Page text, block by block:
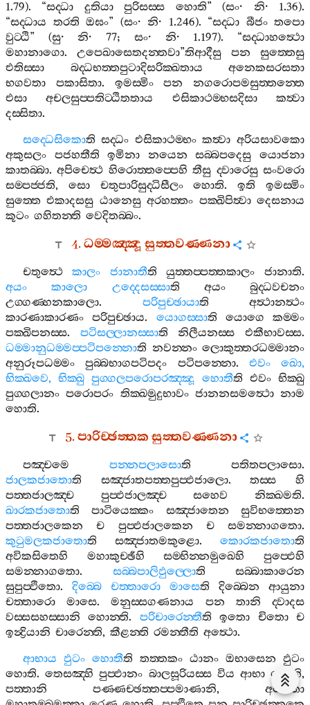
1.79). “සද‍්ධා දුතියා පුරිසස‍්ස හොති” (සං· නි· 1.36).
“සද‍්ධාය තරති ඔඝං” (සං· නි· 1.246). “සද‍්ධා බීජං තපො
වුට‍්ඨි” (සු·නි· 77; සං· නි· 1.197). “සද‍්ධාහත්‍ථො
මහානාගො. උපෙඛාසෙතදන‍්තවා”තිආදීසු පන
සුත‍්තෙසු
එතිස‍්සා
බද‍්ධභත‍්තපුටාදිසරික‍්ඛතාය
අනෙකසරසතා
භගවතා
පකාසිතා. ඉමස‍්මිං පන
නගරොපමසුත‍්තන‍්තෙ
එසා
අචලසුප‍්පතිට‍්ඨිතතාය එසිකාථම‍්භසදිසා
කත්‍වා
දස‍්සිතා.
සද‍්ධෙසිකොති සද‍්ධං එසිකාථම‍්භං කත්‍වා අරියසාවකො
අකුසලං
පජහතීති ඉමිනා නයෙන සබ‍්බපදෙසු
යොජනා
කාතබ‍්බා.අපිචෙත්‍ථ හිරොත‍්තප‍්පෙහි තීසු ද‍්වාරෙසු සංවරො
සම‍්පජ‍්ජති, සො චතුපාරිසුද‍්ධිසීලං හොති.ඉති
ඉමස‍්මිං
සුත‍්තෙ එකාදසසු ඨානෙසු අරහත‍්තං පක‍්ඛිපිත්‍වා දෙසනාය
කූටං ගහිතන‍්ති වෙදිතබ‍්බං.
4.ධම‍්මඤ‍්ඤූ සුත‍්තවණ‍්ණනා
චතුත්‍ථෙ කාලං ජානාතීති යුත‍්තප‍්පත‍්තකාලං ජානාති.
අයං
කාලො උද‍්දෙසස‍්සාති අයං
බුද‍්ධවචනං
උග‍්ගණ‍්හනකාලො. පරිපුච‍්ඡායාති
අත්‍ථානත්‍ථං
කාරණාකාරණං
පරිපුච‍්ඡාය. යොගස‍්සාති යොගෙ
කම‍්මං
පක‍්ඛිපනස‍්ස. පටිසල‍්ලානස‍්සාති නිලීයනස‍්ස එකීභාවස‍්ස.
ධම‍්මානුධම‍්මප‍්පටිපන‍්නොති නවන‍්නං ලොකුත‍්තරධම‍්මානං
අනුරූපධම‍්මං
පුබ‍්බභාගපටිපදං පටිපන‍්නො. එවං ඛො,
භික‍්ඛවෙ,භික‍්ඛු පුග‍්ගලපරොපරඤ‍්ඤූ හොතීති එවං භික‍්ඛු
පුග‍්ගලානං පරොපරං තික‍්ඛමුදුභාවං ජානනසමත්‍ථො නාම
හොති.
5.පාරිච‍්ඡත‍්තකසුත‍්තවණ‍්ණනා
පඤ‍්චමෙ පන‍්නපලාසොති පතිතපලාසො.
ජාලකජාතොති සඤ‍්ජාතපත‍්තපුප‍්ඵජාලො.තස‍්ස
හි
පත‍්තජාලඤ‍්ච
පුප‍්ඵජාලඤ‍්ච සහෙව නික‍්ඛමති.
ඛාරකජාතොති පාටියෙක‍්කං සඤ‍්ජාතෙන
සුවිභත‍්තෙන
පත‍්තජාලකෙන
ච පුප‍්ඵජාලකෙන ච සමන‍්නාගතො.
කුටුමලකජාතොති සඤ‍්ජාතමකුළො. කොරකජාතොති
අවිකසිතෙහි
මහාකුච‍්ඡීහි සම‍්භින‍්නමුඛෙහි
පුප‍්ඵෙහි
සමන‍්නාගතො. සබ‍්බපාලිඵුල‍්ලොති
සබ‍්බාකාරෙන
සුපුප‍්ඵිතො. දිබ‍්බෙ චත‍්තාරො මාසෙති දිබ‍්බෙන
ආයුනා
චත‍්තාරො
මාසෙ.මනුස‍්සගණනාය පන තානි
ද‍්වාදස
වස‍්සසහස‍්සානි
හොන‍්ති. පරිචාරෙන‍්තීති ඉතො චිතො
ච
ඉන්‍ද්‍රියානි චාරෙන‍්ති, කීළන‍්ති රමන‍්තීති අත්‍ථො.
ආභාය ඵුටං හොතීති තත‍්තකං ඨානං ඔභාසෙන ඵුටං
හොති.තෙසඤ‍්හි පුප‍්ඵානං බාලසූරියස‍්ස විය ආභා හොති,
පත‍්තානි
පණ‍්ණච‍්ඡත‍්තප‍්පමාණානි, අන‍්තො